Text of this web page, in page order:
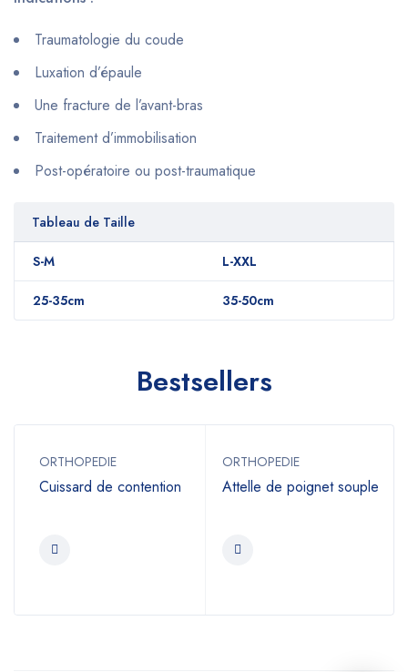
Traumatologie du coude
Luxation d’épaule
Une fracture de l’avant-bras
Traitement d’immobilisation
Post-opératoire ou post-traumatique
Tableau de Taille
S-M L-XXL
25-35cm 35-50cm
Bestsellers
ORTHOPEDIE
Cuissard de contention
ORTHOPEDIE
Attelle de poignet souple